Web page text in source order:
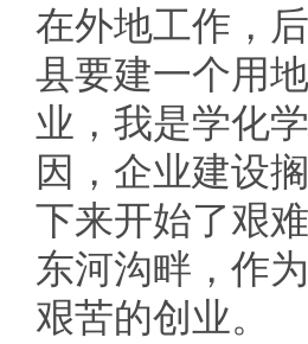
在外地工作，
县要建一个用
业，我是学化
因，企业建设
下来开始了艰
东河沟畔，作
艰苦的创业。